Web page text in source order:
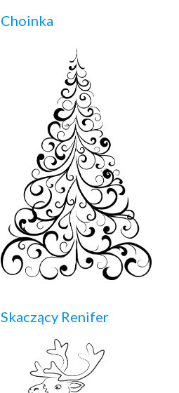
Choinka
Skaczący Renifer